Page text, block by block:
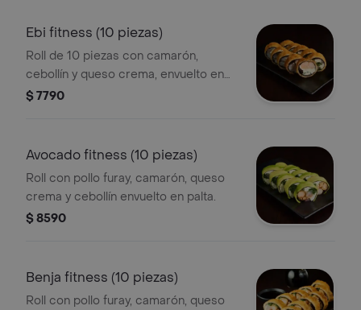
Ebi fitness (10 piezas)
Roll de 10 piezas con camarón,
cebollín y queso crema, envuelto en
nori tempurizado. Sin opción de
$ 7790
Avocado fitness (10 piezas)
Roll con pollo furay, camarón, queso
crema y cebollín envuelto en palta.
$ 8590
Benja fitness (10 piezas)
Roll con pollo furay, camarón, queso